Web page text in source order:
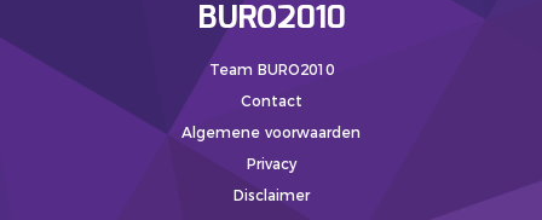
BURO2010
Team BURO2010
Contact
Algemene voorwaarden
Privacy
Disclaimer